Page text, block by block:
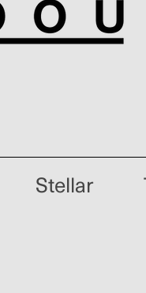
Stellar